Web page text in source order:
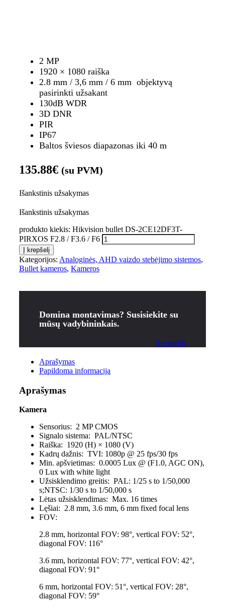
2 MP
1920 × 1080 raiška
2.8 mm / 3,6 mm / 6 mm objektyvą
pasirinkti užsakant
130dB WDR
3D DNR
PIR
IP67
Baltos šviesos diapazonas iki 40 m
135.88€ (su PVM)
Išankstinis užsakymas
Išankstinis užsakymas
produkto kiekis: Hikvision bullet DS-2CE12DF3T-
PIRXOS F2.8 / F3.6 / F6
Į krepšelį
Kategorijos: Analoginės, AHD vaizdo stebėjimo sistemos,
Bullet kameros, Kameros
Domina montavimas? Susisiekite su
mūsų vadybininkais.
Susisiekti
Aprašymas
Papildoma informacija
Aprašymas
Kamera
Sensorius: 2 MP CMOS
Signalo sistema: PAL/NTSC
Raiška: 1920 (H) × 1080 (V)
Kadrų dažnis: TVI: 1080p @ 25 fps/30 fps
Min. apšvietimas: 0.0005 Lux @ (F1.0, AGC ON),
0 Lux with white light
Užsisklendimo greitis: PAL: 1/25 s to 1/50,000
s;NTSC: 1/30 s to 1/50,000 s
Lėtas užsisklendimas: Max. 16 times
Lęšiai: 2.8 mm, 3.6 mm, 6 mm fixed focal lens
FOV:
2.8 mm, horizontal FOV: 98°, vertical FOV: 52°,
diagonal FOV: 116°
3.6 mm, horizontal FOV: 77°, vertical FOV: 42°,
diagonal FOV: 91°
6 mm, horizontal FOV: 51°, vertical FOV: 28°,
diagonal FOV: 59°